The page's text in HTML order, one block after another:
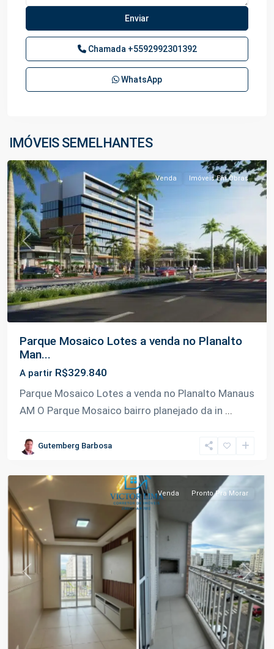
Chamada +5592992301392
WhatsApp
IMÓVEIS SEMELHANTES
Planalto
Manaus
Previous Next
Venda Imóveis Em Obras
Parque Mosaico Lotes a venda no Planalto
Man...
A partir R$329.840
Parque Mosaico Lotes a venda no Planalto Manaus
AM O Parque Mosaico bairro planejado da in ...
Gutemberg Barbosa
Planalto,
Previous Next
Venda Pronto Pra Morar